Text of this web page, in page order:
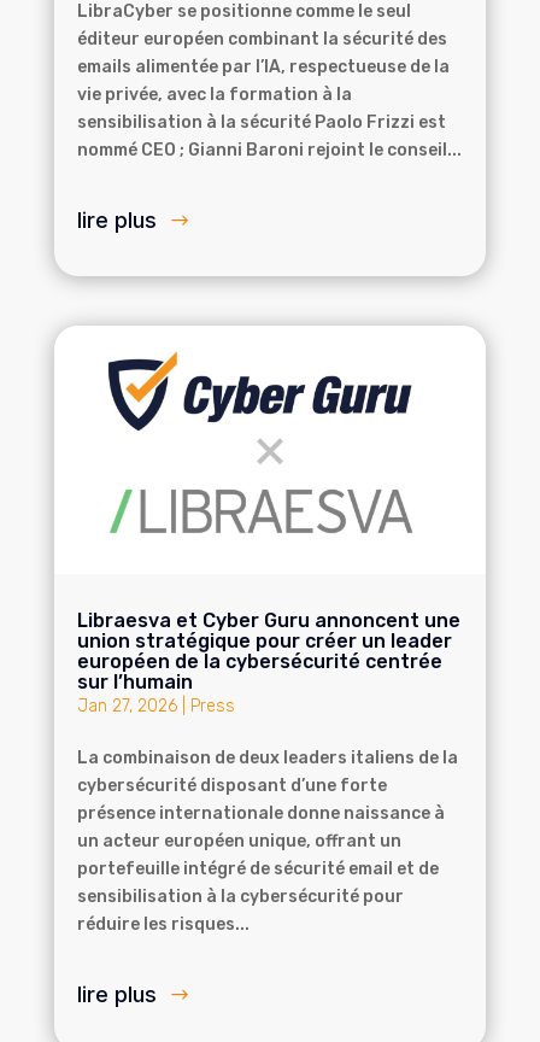
LibraCyber se positionne comme le seul
éditeur européen combinant la sécurité des
emails alimentée par l’IA, respectueuse de la
vie privée, avec la formation à la
sensibilisation à la sécurité Paolo Frizzi est
nommé CEO ; Gianni Baroni rejoint le conseil...
lire plus
Libraesva et Cyber Guru annoncent une
union stratégique pour créer un leader
européen de la cybersécurité centrée
sur l’humain
Jan 27, 2026| Press
La combinaison de deux leaders italiens de la
cybersécurité disposant d’une forte
présence internationale donne naissance à
un acteur européen unique, offrant un
portefeuille intégré de sécurité email et de
sensibilisation à la cybersécurité pour
réduire les risques...
lire plus